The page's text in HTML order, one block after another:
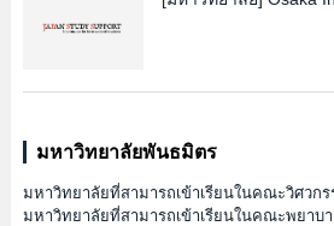
มหาวิทยาลัยพันธมิตร
มหาวิทยาลัยที่สามารถเข้าเรียนในคณะวิศวก
มหาวิทยาลัยที่สามารถเข้าเรียนในคณะพยาบ